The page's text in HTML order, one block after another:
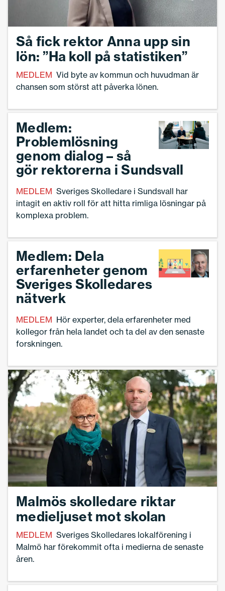
Så fick rektor Anna upp sin
lön: ”Ha koll på statistiken”
MEDLEM Vid byte av kommun och huvudman är
chansen som störst att påverka lönen.
Medlem:
Problemlösning
genom dialog – så
gör rektorerna i Sundsvall
MEDLEM Sveriges Skolledare i Sundsvall har
intagit en aktiv roll för att hitta rimliga lösningar på
komplexa problem.
Medlem: Dela
erfarenheter genom
Sveriges Skolledares
nätverk
MEDLEM Hör experter, dela erfarenheter med
kollegor från hela landet och ta del av den senaste
forskningen.
Malmös skolledare riktar
medieljuset mot skolan
MEDLEM Sveriges Skolledares lokalförening i
Malmö har förekommit ofta i medierna de senaste
åren.